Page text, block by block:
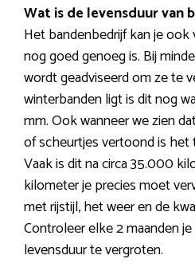
Wat is de levensduur van
Het bandenbedrijf kan je
nog goed genoeg is. Bij
wordt geadviseerd om ze te
winterbanden ligt is dit nog
mm. Ook wanneer we zien
of scheurtjes vertoond is het
Vaak is dit na circa 35.000
kilometer je precies moet
met rijstijl, het weer en de
Controleer elke 2 maanden
levensduur te vergroten.